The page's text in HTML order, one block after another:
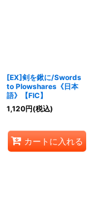
[EX]剣を鍬に/Swords
to Plowshares《日本
語》【FIC】
1,120円(税込)
カートに入れる